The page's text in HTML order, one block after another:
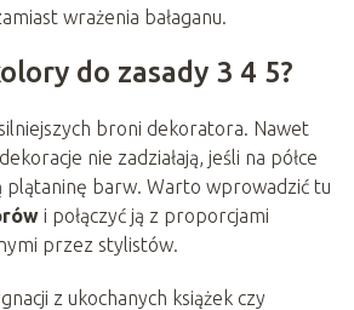
wrażenia bałaganu.
do zasady 3 4 5?
broni dekoratora. Nawet
nie zadziałają, jeśli na półce
plątaninę barw. Warto wprowadzić tu
i połączyć ją z proporcjami
przez stylistów.
z ukochanych książek czy